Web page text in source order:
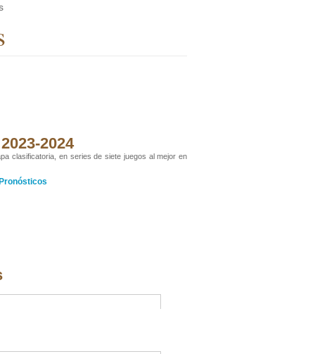
2024
clasificatoria, en series de siete juegos al mejor en
Pronósticos